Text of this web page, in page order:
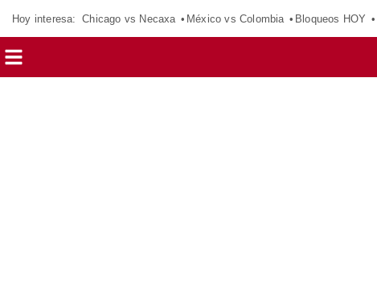
Hoy interesa: Chicago vs Necaxa México vs Colombia Bloqueos HOY